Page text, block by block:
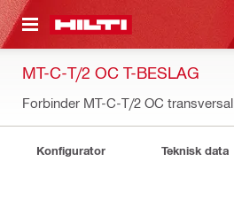
HOVEDINDHOLD
MT-C-T/2 OC T-BESLAG
Forbinder MT-C-T/2 OC transversal
Konfigurator Teknisk data